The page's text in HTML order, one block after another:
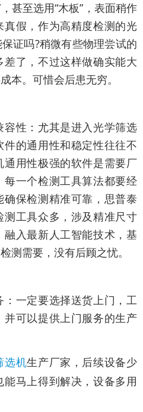
甚至选用“木板”，表面稍作
假，作为高精度检测的光
证吗?稍微有些物理尝试的
了，不过这样做确实能大
本。可惜会后患无穷。
性：尤其是进入光学筛选
的通用性和稳定性往往不
用性极强的软件是需要厂
一个检测工具算法都要经
保检测精准可靠，思普泰
工具众多，涉及精准尺寸
入最新人工智能技术，基
测需要，没有后顾之忧。
一定要选择送货上门，工
可以提供上门服务的生产
选机生产厂家，后续设备少
马上得到解决，设备多用